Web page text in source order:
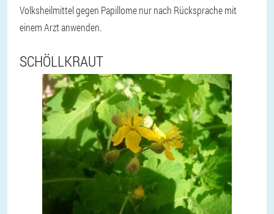
Volksheilmittel gegen Papillome nur nach Rücksprache mit
einem Arzt anwenden.
SCHÖLLKRAUT